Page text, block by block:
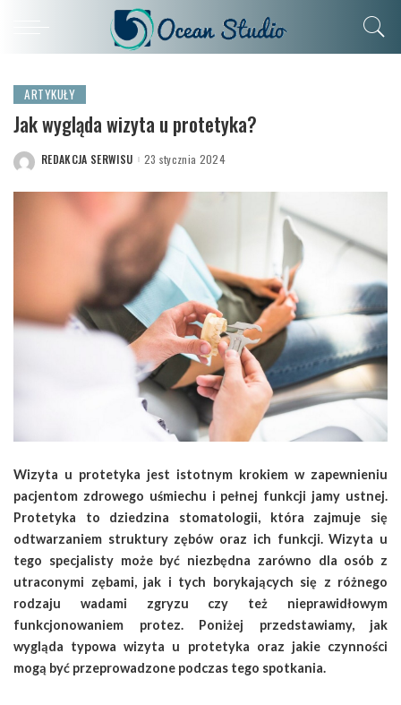
ARTYKUŁY
Jak wygląda wizyta u protetyka?
POSTED
REDAKCJA SERWISU 23 stycznia 2024
Wizyta u protetyka jest istotnym krokiem w zapewnieniu
pacjentom zdrowego uśmiechu i pełnej funkcji jamy ustnej.
Protetyka to dziedzina stomatologii, która zajmuje się
odtwarzaniem struktury zębów oraz ich funkcji. Wizyta u
tego specjalisty może być niezbędna zarówno dla osób z
utraconymi zębami, jak i tych borykających się z różnego
rodzaju wadami zgryzu czy też nieprawidłowym
funkcjonowaniem protez. Poniżej przedstawiamy, jak
wygląda typowa wizyta u protetyka oraz jakie czynności
mogą być przeprowadzone podczas tego spotkania.